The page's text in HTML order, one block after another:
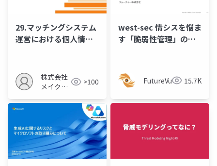
29.マッチングシステム
運営における個人情報
株式会社
メイクア
>100
west-sec 情シスを悩ま
す「脆弱性管理」のあ
運用を回すための考え
方 -
FutureVuls 15.7K